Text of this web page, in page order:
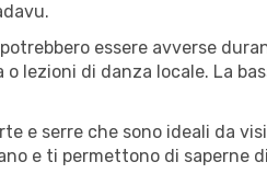
essere avverse
lezioni di danza locale. La
e serre che sono ideali da
e ti permettono di saperne